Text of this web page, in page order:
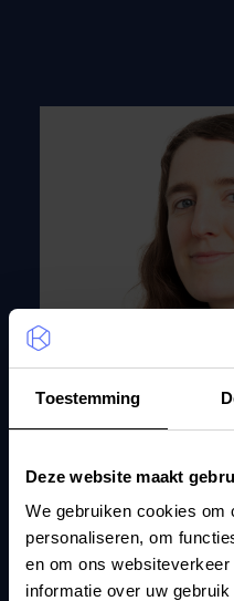
Toestemming
Deze website maakt
We gebruiken cookies om
personaliseren, om
en om ons
informatie over uw
Emma Eyckmans
Software Developer
Kunlaborator since
May 2018